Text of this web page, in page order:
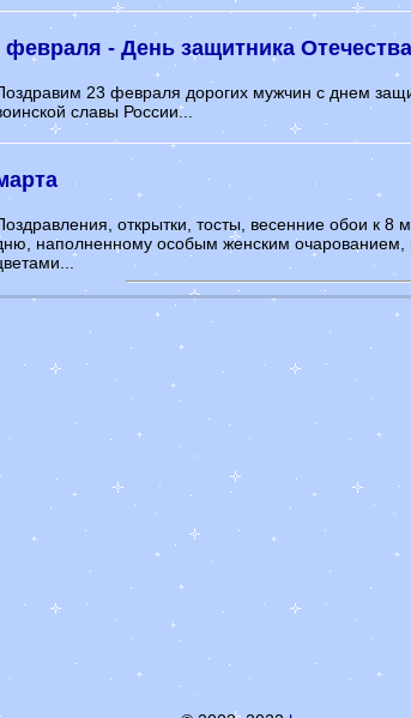
февраля - День защитника Отечества
23 февраля дорогих мужчин с днем
славы России...
открытки, тосты, весенние обои к 8
наполненному особым женским очарованием,